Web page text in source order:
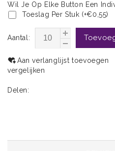
Wil Je Op Elke Button Een
Toeslag Per Stuk (+€0,55)
Aantal:
Aan verlanglijst toevoegen
vergelijken
Delen: